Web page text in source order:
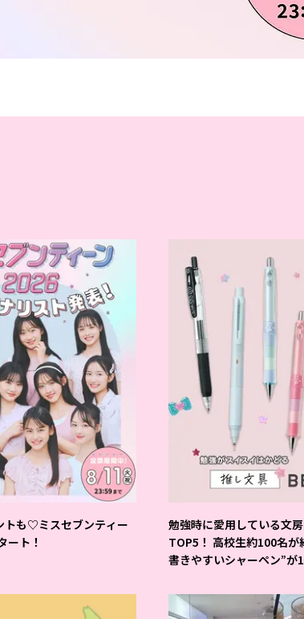
トも♡ミスセブンティー
ート！
勉強時に愛用している文
TOP5！ 高校生約100名が
書きやすいシャーペン”が